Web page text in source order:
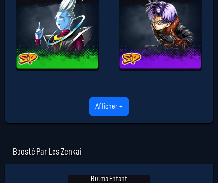
Afficher +
Boosté Par Les Zenkai
Bulma Enfant